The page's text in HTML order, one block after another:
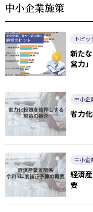
中小企業施策
トピッ
新た
営力」
中小企
省力
中小企
経済
要